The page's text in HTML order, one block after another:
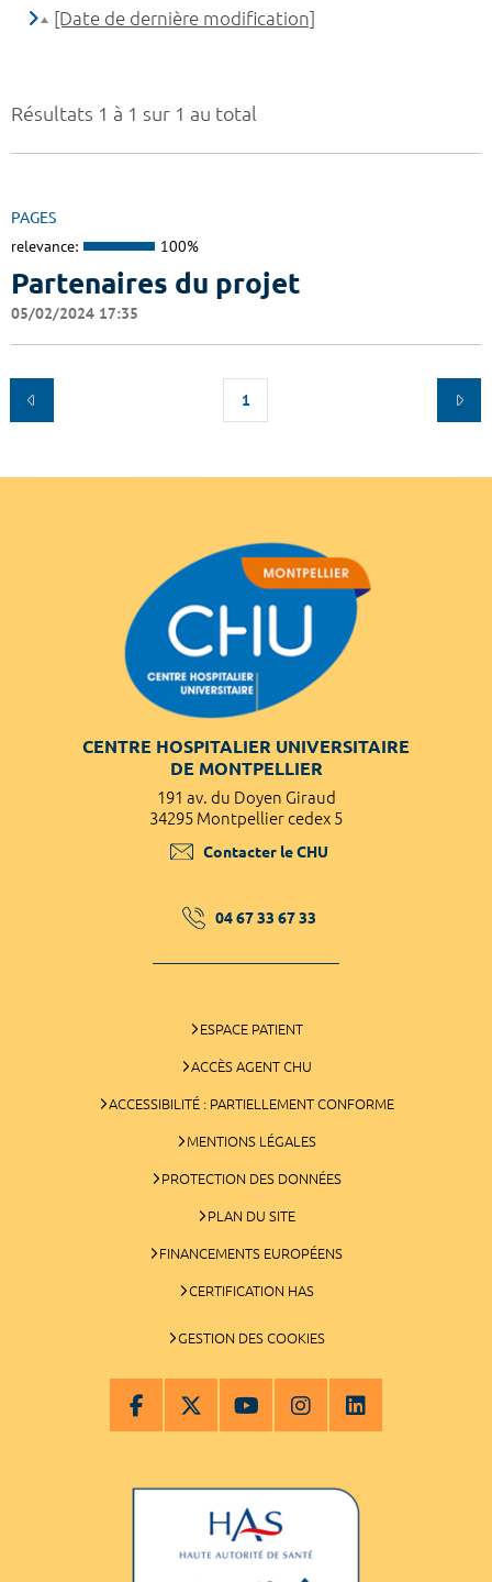
Résultats 1 à 1 sur 1 au total
PAGES
relevance: 100%
Partenaires du projet
05/02/2024 17:35
1
[Date de dernière modification]
CENTRE HOSPITALIER UNIVERSITAIRE
DE MONTPELLIER
191 av. du Doyen Giraud
34295 Montpellier cedex 5
Contacter le CHU
04 67 33 67 33
ESPACE PATIENT
ACCÈS AGENT CHU
ACCESSIBILITÉ : PARTIELLEMENT CONFORME
MENTIONS LÉGALES
PROTECTION DES DONNÉES
PLAN DU SITE
FINANCEMENTS EUROPÉENS
CERTIFICATION HAS
GESTION DES COOKIES